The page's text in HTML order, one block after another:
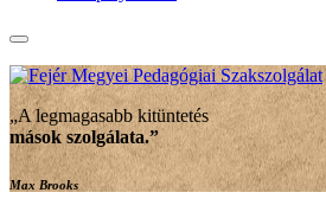
„A legmagasabb kitüntetés
mások szolgálata.”
Max Brooks